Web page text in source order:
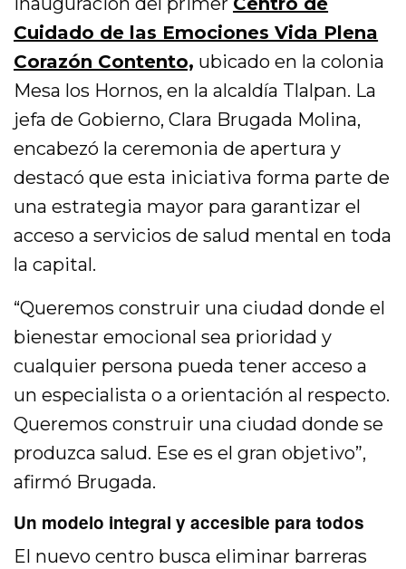
Cuidado de las Emociones Vida Plena
Corazón Contento, ubicado en la colonia
Mesa los Hornos, en la alcaldía Tlalpan. La
jefa de Gobierno, Clara Brugada Molina,
encabezó la ceremonia de apertura y
destacó que esta iniciativa forma parte de
una estrategia mayor para garantizar el
acceso a servicios de salud mental en toda
la capital.
“Queremos construir una ciudad donde el
bienestar emocional sea prioridad y
cualquier persona pueda tener acceso a
un especialista o a orientación al respecto.
Queremos construir una ciudad donde se
produzca salud. Ese es el gran objetivo”,
afirmó Brugada.
Un modelo integral y accesible para todos
El nuevo centro busca eliminar barreras